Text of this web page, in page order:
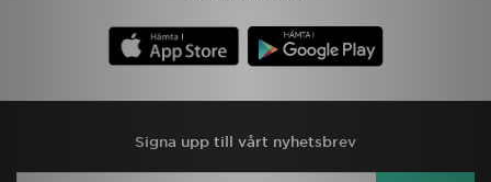
Signa upp till vårt nyhetsbrev